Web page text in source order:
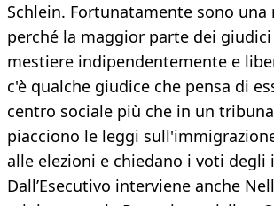
Schlein. Fortunatamente sono una
perché la maggior parte dei
mestiere indipendentemente e
c'è qualche giudice che pensa di
centro sociale più che in un
piacciono le leggi
alle elezioni e chiedano i voti degli
Dall’Esecutivo interviene anche